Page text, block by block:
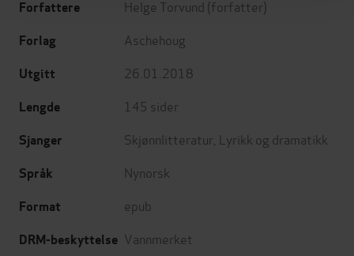
Forfattere Helge Torvund (forfatter)
Forlag Aschehoug
Utgitt 26.01.2018
Lengde 145 sider
Sjanger Skjønnlitteratur Lyrikk og dramatikk
Språk Nynorsk
Format epub
DRM-beskyttelse Vannmerket